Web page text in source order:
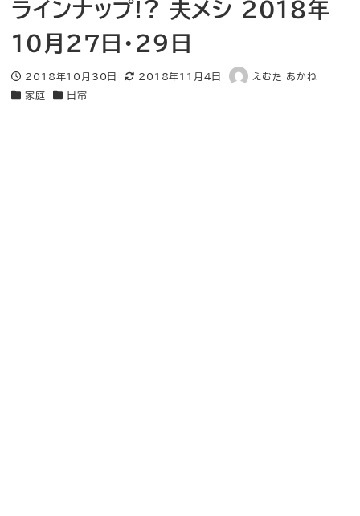
ラインナップ!? 夫メシ 2018年
10月27日・29日
投稿日
2018年10月30日
更新日
2018年11月4日
著
えむた あかね
カテゴリー
家庭
カテゴリー
日常